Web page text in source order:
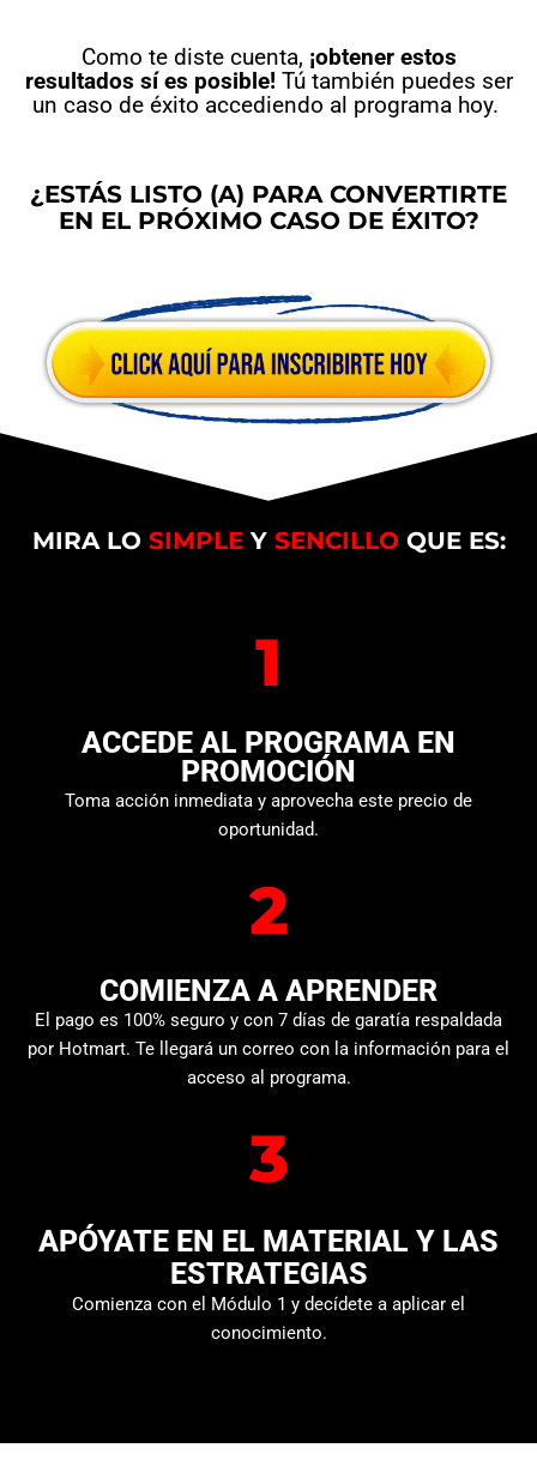
Como te diste cuenta, ¡obtener estos
resultados sí es posible! Tú también puedes ser
un caso de éxito accediendo al programa hoy.
¿ESTÁS LISTO (A) PARA CONVERTIRTE
EN EL PRÓXIMO CASO DE ÉXITO?
MIRA LO SIMPLE Y SENCILLO QUE ES:
1
ACCEDE AL PROGRAMA EN
PROMOCIÓN
Toma acción inmediata y aprovecha este precio de
oportunidad.
2
COMIENZA A APRENDER
El pago es 100% seguro y con 7 días de garatía respaldada
por Hotmart. Te llegará un correo con la información para el
acceso al programa.
3
APÓYATE EN EL MATERIAL Y LAS
ESTRATEGIAS
Comienza con el Módulo 1 y decídete a aplicar el
conocimiento.